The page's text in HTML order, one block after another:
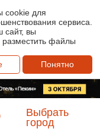
cookie для
сервиса.
сайт, вы
файлы
Понятно
Выбрать
город